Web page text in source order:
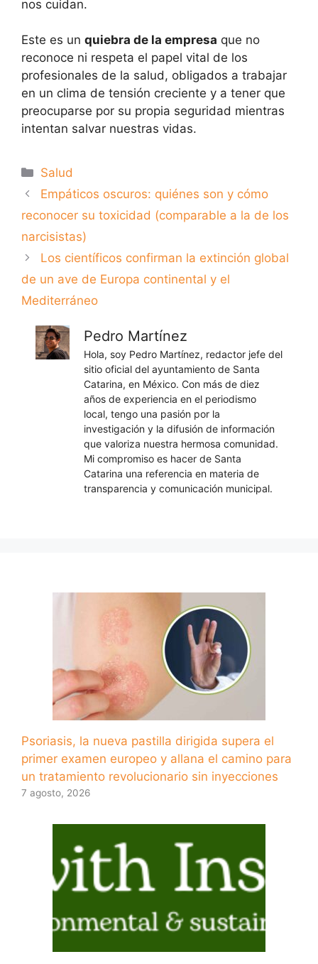
nos cuidan.
Este es un quiebra de la empresa que no
reconoce ni respeta el papel vital de los
profesionales de la salud, obligados a trabajar
en un clima de tensión creciente y a tener que
preocuparse por su propia seguridad mientras
intentan salvar nuestras vidas.
Categorías
Salud
Empáticos oscuros: quiénes son y cómo
reconocer su toxicidad (comparable a la de los
narcisistas)
Los científicos confirman la extinción global
de un ave de Europa continental y el
Mediterráneo
Pedro Martínez
Hola, soy Pedro Martínez, redactor jefe del
sitio oficial del ayuntamiento de Santa
Catarina, en México. Con más de diez
años de experiencia en el periodismo
local, tengo una pasión por la
investigación y la difusión de información
que valoriza nuestra hermosa comunidad.
Mi compromiso es hacer de Santa
Catarina una referencia en materia de
transparencia y comunicación municipal.
Psoriasis, la nueva pastilla dirigida supera el
primer examen europeo y allana el camino para
un tratamiento revolucionario sin inyecciones
7 agosto, 2026